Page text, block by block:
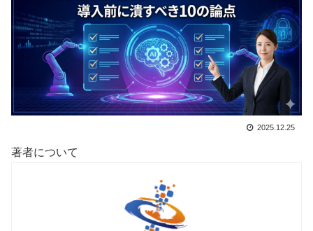
2025.12.25
著者について